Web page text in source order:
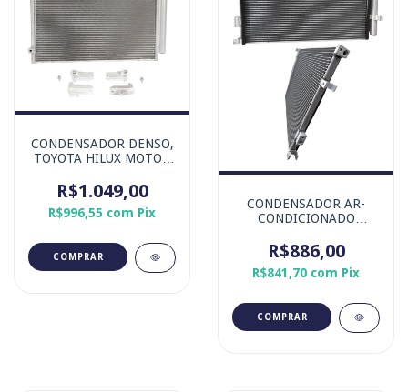
CONDENSADOR DENSO,
TOYOTA HILUX MOTOR
R$1.049,00
R$996,55 com Pix
CONDENSADOR AR-
CONDICIONADO
TGDi - MARCA DOOWON
R$886,00
R$841,70 com Pix